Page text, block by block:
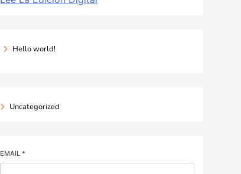
Hello world!
Uncategorized
EMAIL *